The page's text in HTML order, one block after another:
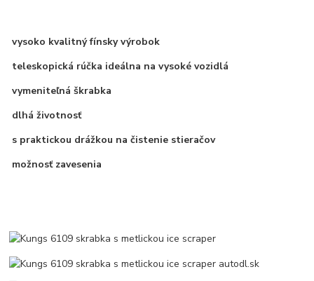
vysoko kvalitný fínsky výrobok
teleskopická rúčka ideálna na vysoké vozidlá
vymeniteľná škrabka
dlhá životnosť
s praktickou drážkou na čistenie stieračov
možnosť zavesenia